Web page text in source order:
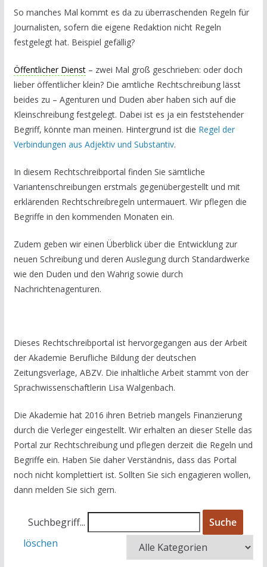
So manches Mal kommt es da zu überraschenden Regeln für
Journalisten, sofern die eigene Redaktion nicht Regeln
festgelegt hat. Beispiel gefällig?
Öffentlicher Dienst– zwei Mal groß geschrieben: oder doch
lieber öffentlicher klein? Die amtliche Rechtschreibung lässt
beides zu – Agenturen und Duden aber haben sich auf die
Kleinschreibung festgelegt. Dabei ist es ja ein feststehender
Begriff, könnte man meinen. Hintergrund ist die Regel der
Verbindungen aus Adjektiv und Substantiv.
In diesem Rechtschreibportal finden Sie sämtliche
Variantenschreibungen erstmals gegenübergestellt und mit
erklärenden Rechtschreibregeln untermauert. Wir pflegen die
Begriffe in den kommenden Monaten ein.
Zudem geben wir einen Überblick über die Entwicklung zur
neuen Schreibung und deren Auslegung durch Standardwerke
wie den Duden und den Wahrig sowie durch
Nachrichtenagenturen.
Dieses Rechtschreibportal ist hervorgegangen aus der Arbeit
der Akademie Berufliche Bildung der deutschen
Zeitungsverlage, ABZV. Die inhaltliche Arbeit stammt von der
Sprachwissenschaftlerin Lisa Walgenbach.
Die Akademie hat 2016 ihren Betrieb mangels Finanzierung
durch die Verleger eingestellt. Wir erhalten an dieser Stelle das
Portal zur Rechtschreibung und pflegen derzeit die Regeln und
Begriffe ein. Haben Sie daher Verständnis, dass das Portal
noch nicht komplettiert ist. Sollten Sie sich engagieren wollen,
dann melden Sie sich gern.
Suchbegriff...
Suche
löschen